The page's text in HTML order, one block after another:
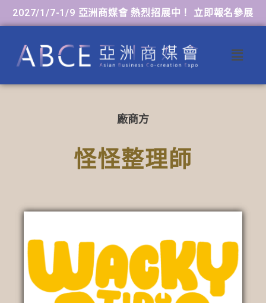
2027/1/7-1/9 亞洲商媒會 熱烈招展中！ 立即報名參展
廠商方
怪怪整理師